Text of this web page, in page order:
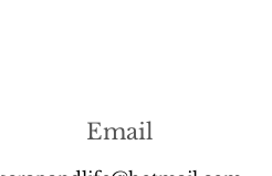
Email